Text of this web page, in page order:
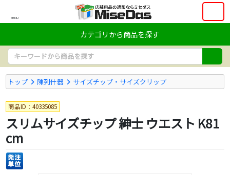
MENU
カテゴリから商品を探す
トップ 陳列什器 サイズチップ・サイズクリップ
商品ID：40335085
スリムサイズチップ 紳士 ウエスト K81
cm